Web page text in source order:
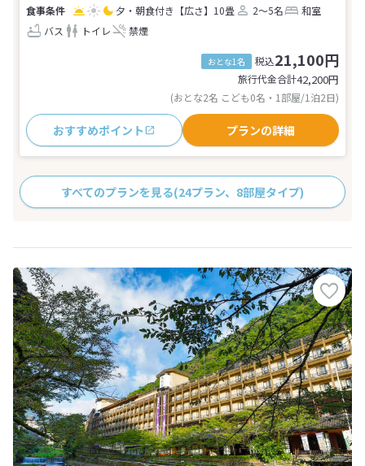
夕・朝食付き 【広さ】10畳 2～5名
和室
バス
トイレ 禁煙
おとな1名 税込21,100円
旅行代金合計42,200円
(おとな2名 こども0名・1部屋/1泊2日)
おすすめポイント プランの詳細
すべてのプランを見る(24プラン、8部屋タイプ)